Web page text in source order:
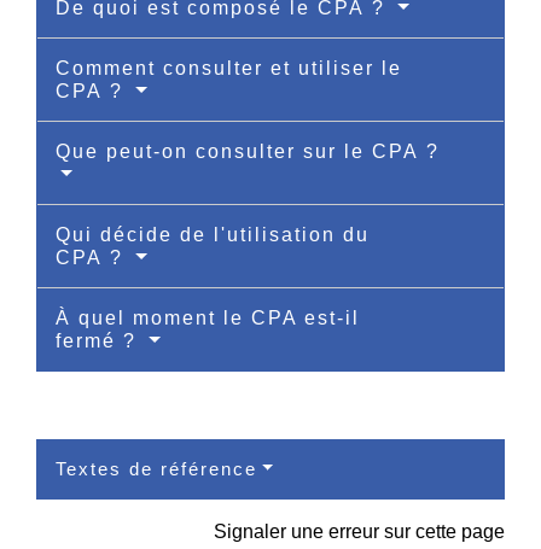
De quoi est composé le CPA ?
Comment consulter et utiliser le
CPA ?
Que peut-on consulter sur le CPA ?
Qui décide de l'utilisation du
CPA ?
À quel moment le CPA est-il
fermé ?
Textes de référence
Signaler une erreur sur cette page